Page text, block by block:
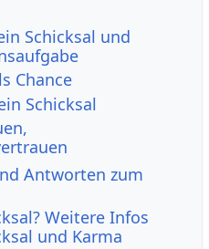
Schicksal und
Chance
Schicksal
Antworten zum
Weitere Infos
und Karma